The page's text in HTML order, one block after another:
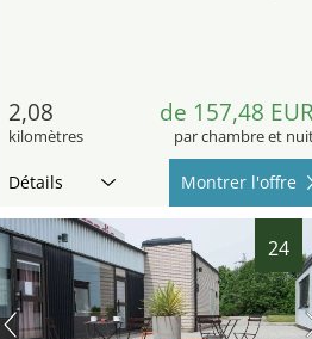
2,08
kilomètres
de 157,48
par chambre et
Détails Montrer l'offre
24